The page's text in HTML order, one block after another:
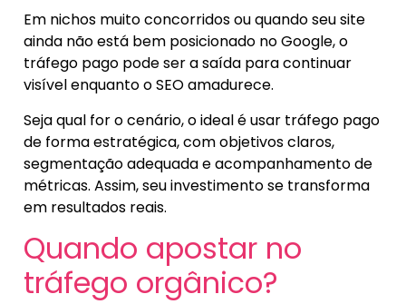
Em nichos muito concorridos ou quando seu site
ainda não está bem posicionado no Google, o
tráfego pago pode ser a saída para continuar
visível enquanto o SEO amadurece.
Seja qual for o cenário, o ideal é usar tráfego pago
de forma estratégica, com objetivos claros,
segmentação adequada e acompanhamento de
métricas. Assim, seu investimento se transforma
em resultados reais.
Quando apostar no
tráfego orgânico?